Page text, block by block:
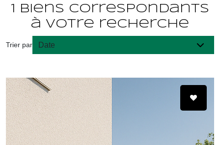
1 biens correspondants
à votre recherche
Trier par